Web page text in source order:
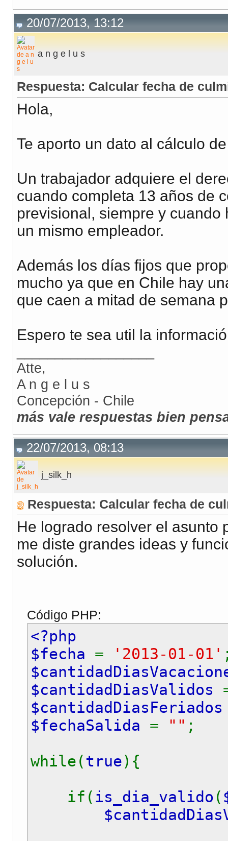
20/07/2013, 13:12
a n g e l u s
Respuesta: Calcular fecha de
Hola,
Te aporto un dato al cálculo
Un trabajador adquiere el
cuando completa 13 años de
previsional, siempre y
un mismo empleador.
Además los días fijos que
mucho ya que en Chile hay
que caen a mitad de semana
Espero te sea util la
Atte,
A n g e l u s
Concepción - Chile
más vale respuestas bien
22/07/2013, 08:13
j_silk_h
Respuesta: Calcular fecha de
He logrado resolver el asunto
me diste grandes ideas y
solución.
Código PHP:
<?php
$fecha = '2013-01-01'
$cantidadDiasValidos
$fechaSalida = "" ;
while( true){
if( is_dia_valido (